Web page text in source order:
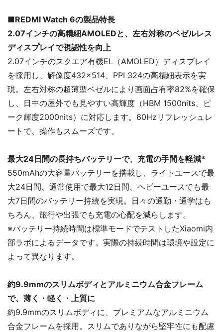
■REDMI Watch 6の製品特長
2.07インチの高精細AMOLEDと、左右対称のベゼルレス
ディスプレイで視認性を向上
2.07インチのスクエア有機EL（AMOLED）ディスプレイ
を採用し、解像度432×514、PPI 324の高精細表示を実
現。左右対称の超薄型ベゼルにより画面占有率82%を確保
し、日中の屋外でも見やすい高輝度（HBM 1500nits、ピ
ーク輝度2000nits）に対応します。60Hzリフレッシュレ
ートで、操作もスムーズです。
最大24日間の長持ちバッテリーで、充電の手間を軽減*
550mAhの大容量バッテリーを搭載し、ライトユースで最
大24日間、通常使用で最大12日間、ヘビーユースでも最
大7日間のバッテリー持続を実現。日々の通勤・通学はも
ちろん、旅行や出張でも充電の心配を減らします。
※バッテリー持続時間は標準モードでテストしたXiaomi内
部ラボによるデータです。実際の持続時間は環境や設定に
よって異なります。
約9.9mmのスリムボディとアルミニウム合金フレーム
で、薄く・軽く・上質に
約9.9mmのスリムボディに、プレミアムなアルミニウム
合金フレームを採用。スリムでありながら堅牢性にも配慮